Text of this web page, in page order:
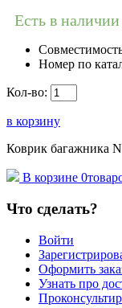
Есть в наличии
Номер по
Кол-во:
в корзину
Коврик багажника
В корзине 0
Что сделать?
Войти
Оформить
Узнать про